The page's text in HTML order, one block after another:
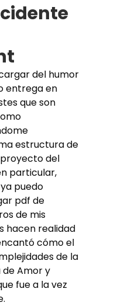
del humor
entrega en
que son
estructura de
del
particular,
puedo
pdf de
de mis
hacen realidad
cómo el
de la
Amor y
fue a la vez